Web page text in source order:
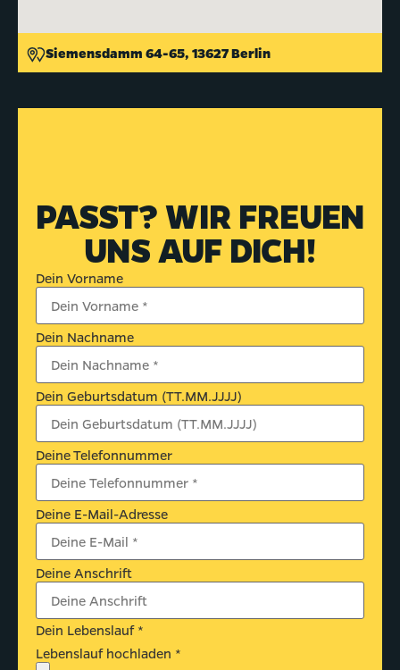
Siemensdamm 64-65, 13627 Berlin
PASST? WIR FREUEN
UNS AUF DICH!
Dein Vorname
Dein Nachname
Dein Geburtsdatum (TT.MM.JJJJ)
Deine Telefonnummer
Deine E-Mail-Adresse
Deine Anschrift
Dein Lebenslauf *
Lebenslauf hochladen *